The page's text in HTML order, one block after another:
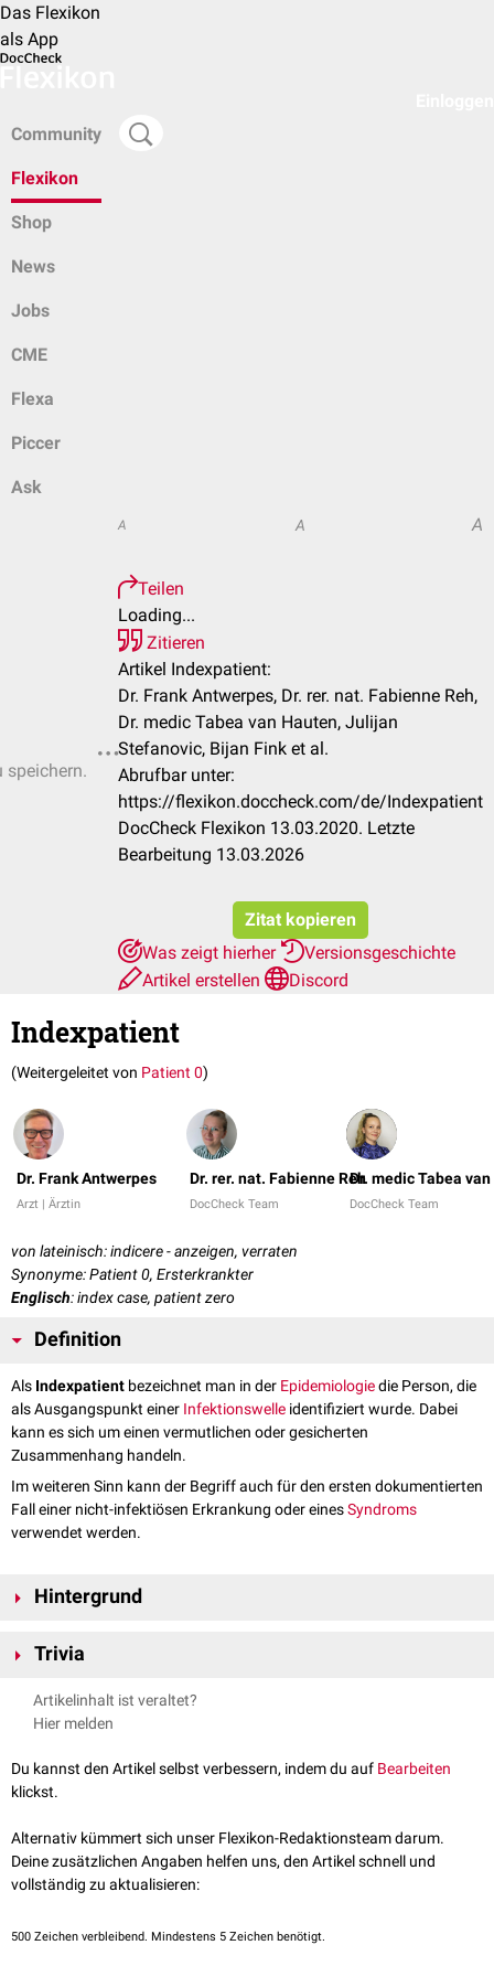
Das Flexikon
als App
Community
Flexikon
Shop
News
Jobs
CME
Flexa
Piccer
Ask
speichern.
A A A
Teilen
Loading...
Zitieren
Artikel Indexpatient:
Dr. Frank Antwerpes, Dr. rer. nat. Fabienne Reh,
Dr. medic Tabea van Hauten, Julijan
Stefanovic, Bijan Fink et al.
Abrufbar unter:
https://flexikon.doccheck.com/de/Indexpatient
DocCheck Flexikon 13.03.2020. Letzte
Bearbeitung 13.03.2026
Zitat kopieren
Was zeigt hierher
Versionsgeschichte
Artikel erstellen
Discord
Indexpatient
(Weitergeleitet von Patient 0)
Dr. Frank Antwerpes
Arzt | Ärztin
Dr. rer. nat. Fabienne Reh
DocCheck Team
Dr. medic Tabea
DocCheck Team
von lateinisch: indicere - anzeigen, verraten
Synonyme: Patient 0, Ersterkrankter
Englisch: index case, patient zero
Definition
Als Indexpatient bezeichnet man in der Epidemiologiedie Person, die
als Ausgangspunkt einer Infektionswelle identifiziert wurde. Dabei
kann es sich um einen vermutlichen oder gesicherten
Zusammenhang handeln.
Im weiteren Sinn kann der Begriff auch für den ersten dokumentierten
Fall einer nicht-infektiösen Erkrankung oder einesSyndroms
verwendet werden.
Hintergrund
Infektionswege
Speziesübergang (Interspeziesübertragung, Wirtssprung) Menschen
infiziert haben. Dadurch wird die Identifizierung der
Trivia
Die Thematik fand auch Eingang in zahlreiche kinematographische
Inszenierungen, darunter beispielsweise in der Kurzserie
1988 im
Kinderkrankenhaus
der Stadt Elista (ehemalige UdSSR) nach
realen Begebenheiten thematisiert.
Artikelinhalt ist veraltet?
Hier melden
Du kannst den Artikel selbst verbessern, indem du auf Bearbeiten
klickst.
Alternativ kümmert sich unser Flexikon-Redaktionsteam darum.
Deine zusätzlichen Angaben helfen uns, den Artikel schnell und
vollständig zu aktualisieren:
500 Zeichen verbleibend. Mindestens 5 Zeichen benötigt.